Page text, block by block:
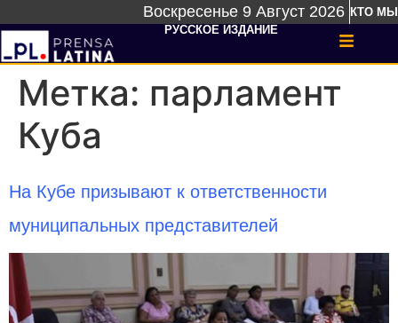
Воскресенье 9 Август 2026 КТО МЫ
РУССКОЕ ИЗДАНИЕ
Метка: парламент
Куба
На Кубе призывают к ответственности
муниципальных представителей